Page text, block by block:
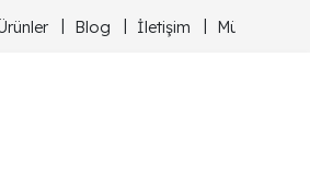
Blog İletişim Müşteri